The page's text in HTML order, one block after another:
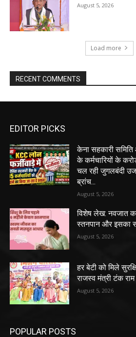
August 5, 2026
Load more
RECENT COMMENTS
EDITOR PICKS
केना सहकारी
के कर्मचारियों के
चल रही जुगलबंदी
ब्रांच...
August 5, 2026
विशेष लेख: नवजात
स्तनपान और इसका
August 5, 2026
हर बेटी को मिले
राजस्व मंत्री टंक राम
August 5, 2026
POPULAR POSTS